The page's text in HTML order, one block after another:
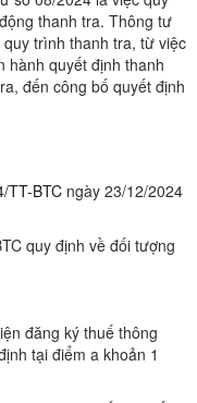
thanh tra. Thông tư
trình thanh tra, từ việc
hành quyết định thanh
đến công bố quyết định
TT-BTC ngày 23/12/2024
quy định về đối tượng
đăng ký thuế thông
tại điểm a khoản 1